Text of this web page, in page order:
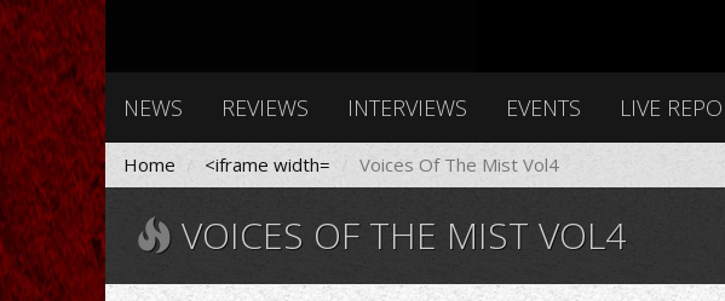
NEWS REVIEWS INTERVIEWS EVENTS LIVE
Home <iframe width= Voices Of The Mist Vol4
VOICES OF THE MIST VOL4